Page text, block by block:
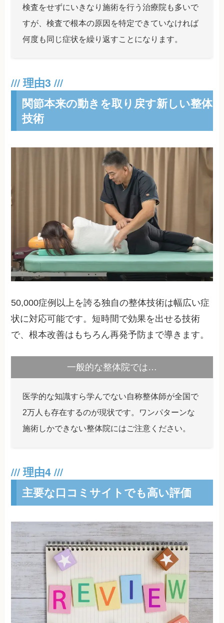
検査をせずにいきなり施術を行う治療院も多いで
すが、検査で根本の原因を特定できていなければ
何度も同じ症状を繰り返すことになります。
関節本来の動きを取り戻す新しい整体
技術
50,000症例以上を誇る独自の整体技術は幅広い症
状に対応可能です。短時間で効果を出せる技術
で、根本改善はもちろん再発予防まで導きます。
一般的な整体院では…
医学的な知識すら学んでない自称整体師が全国で
2万人も存在するのが現状です。ワンパターンな
施術しかできない整体院にはご注意ください。
主要な口コミサイトでも高い評価